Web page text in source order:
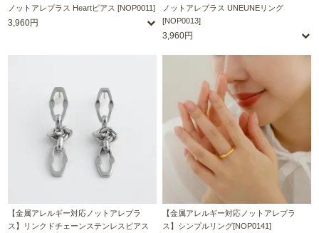
ノットアレプラス Heartピアス [NOP0011]
3,960円
ノットアレプラス UNEUNEリング
[NOP0013]
3,960円
【金属アレルギー対応ノットアレプラ
ス】リンクドチェーンステンレスピアス
【金属アレルギー対応ノットアレプラ
ス】シンプルリング[NOP0141]